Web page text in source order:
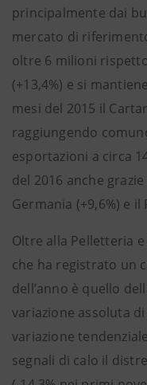
principalmente dai
mercato di
oltre 6 milioni
(+13,4%) e si
mesi del 2015 il
raggiungendo
esportazioni a circa
del 2016 anche
Germania (+9,6%) e il
Oltre alla Pelletteria
che ha registrato un
dell’anno è quello
variazione assoluta
variazione
segnali di calo il